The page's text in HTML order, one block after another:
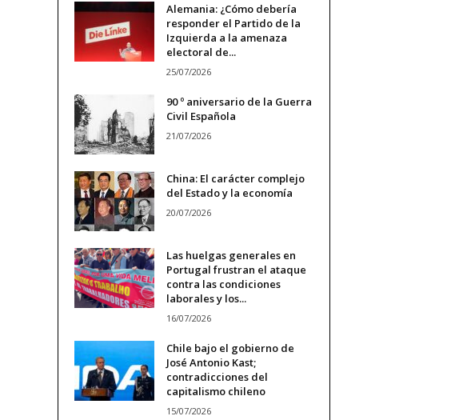
Alemania: ¿Cómo debería
responder el Partido de la
Izquierda a la amenaza
electoral de...
25/07/2026
90 º aniversario de la Guerra
Civil Española
21/07/2026
China: El carácter complejo
del Estado y la economía
20/07/2026
Las huelgas generales en
Portugal frustran el ataque
contra las condiciones
laborales y los...
16/07/2026
Chile bajo el gobierno de
José Antonio Kast;
contradicciones del
capitalismo chileno
15/07/2026